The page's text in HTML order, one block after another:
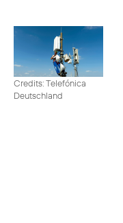
Credits: Telefónica
Deutschland